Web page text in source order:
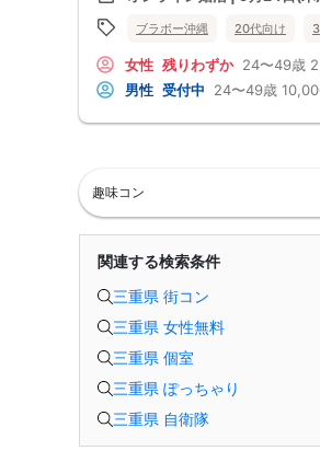
・本人様確認書類のご提示をお願いしており
カード等をご準備下さい。
で予めご了承下さいませ。
・終了時刻は目安となります。正確な終了時
フよりご案内いたします。
連絡を差し上げます。
ブラボー沖縄 20代向け
女性 残りわずか 24〜49歳
男性 受付中 24〜49歳
趣味コン
関連する検索条件
三重県 街コン
三重県 女性無料
三重県 個室
三重県 ぽっちゃり
三重県 自衛隊